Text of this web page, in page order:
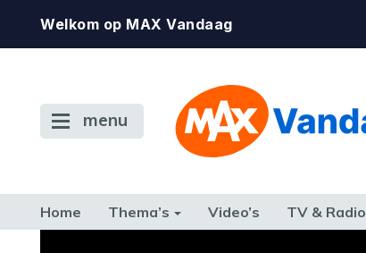
Welkom op MAX Vandaag
menu
Home Thema’s Video’s TV & Radio